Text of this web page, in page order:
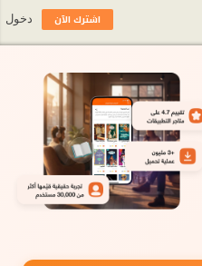
اشترك الآن دخول